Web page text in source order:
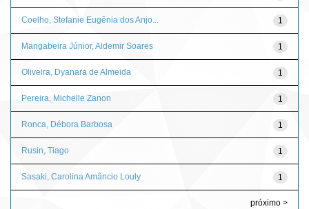
1
Coelho, Stefanie Eugênia dos Anjo...
1
Mangabeira Júnior, Aldemir Soares
1
Oliveira, Dyanara de Almeida
1
Pereira, Michelle Zanon
1
Ronca, Débora Barbosa
1
Rusin, Tiago
1
Sasaki, Carolina Amâncio Louly
próximo >